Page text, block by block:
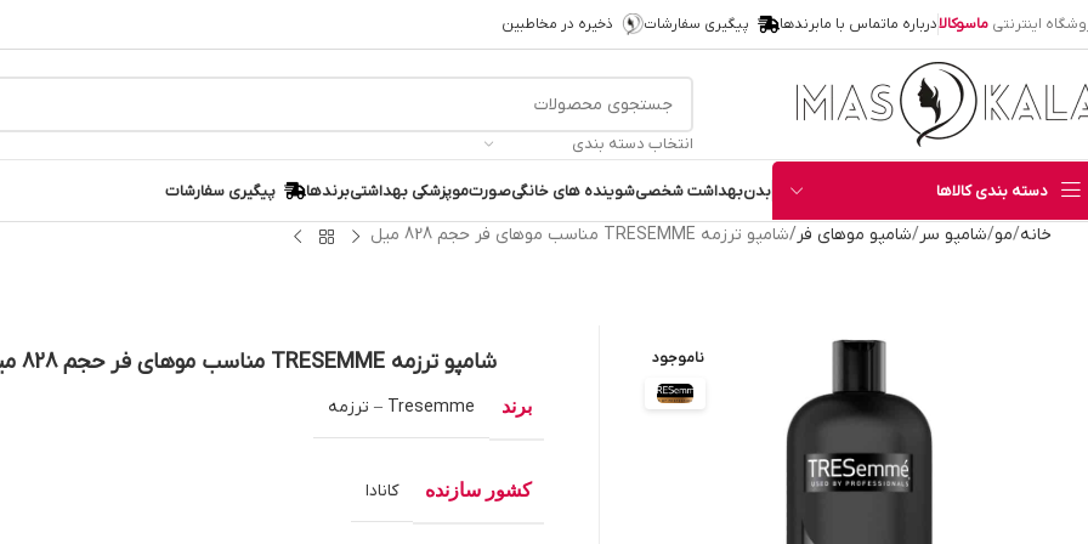
اینترنتی ماسوکالادرباره ماتماس با مابرندها پیگیری سفارشات ذخیره در مخاطبین
انتخاب دسته بندی
دسته بندی کالاها بدنبهداشت شخصیشوینده های خانگیصورتموپزشکی بهداشتیبرندها پیگیری سفارشات
خانه مو شامپو سر شامپو موهای فر شامپو ترزمه TRESEMME مناسب موهای فر حجم 828 میل
ناموجود شامپو ترزمه TRESEMME مناسب موهای فر حجم 828 میل
برند Tresemme – ترزمه
کشور سازنده کانادا